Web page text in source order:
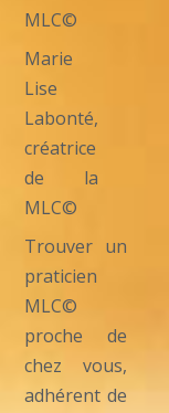
MLC©
Marie
Lise
Labonté,
créatrice
de la
MLC©
Trouver un
praticien
MLC©
proche de
chez vous,
adhérent de